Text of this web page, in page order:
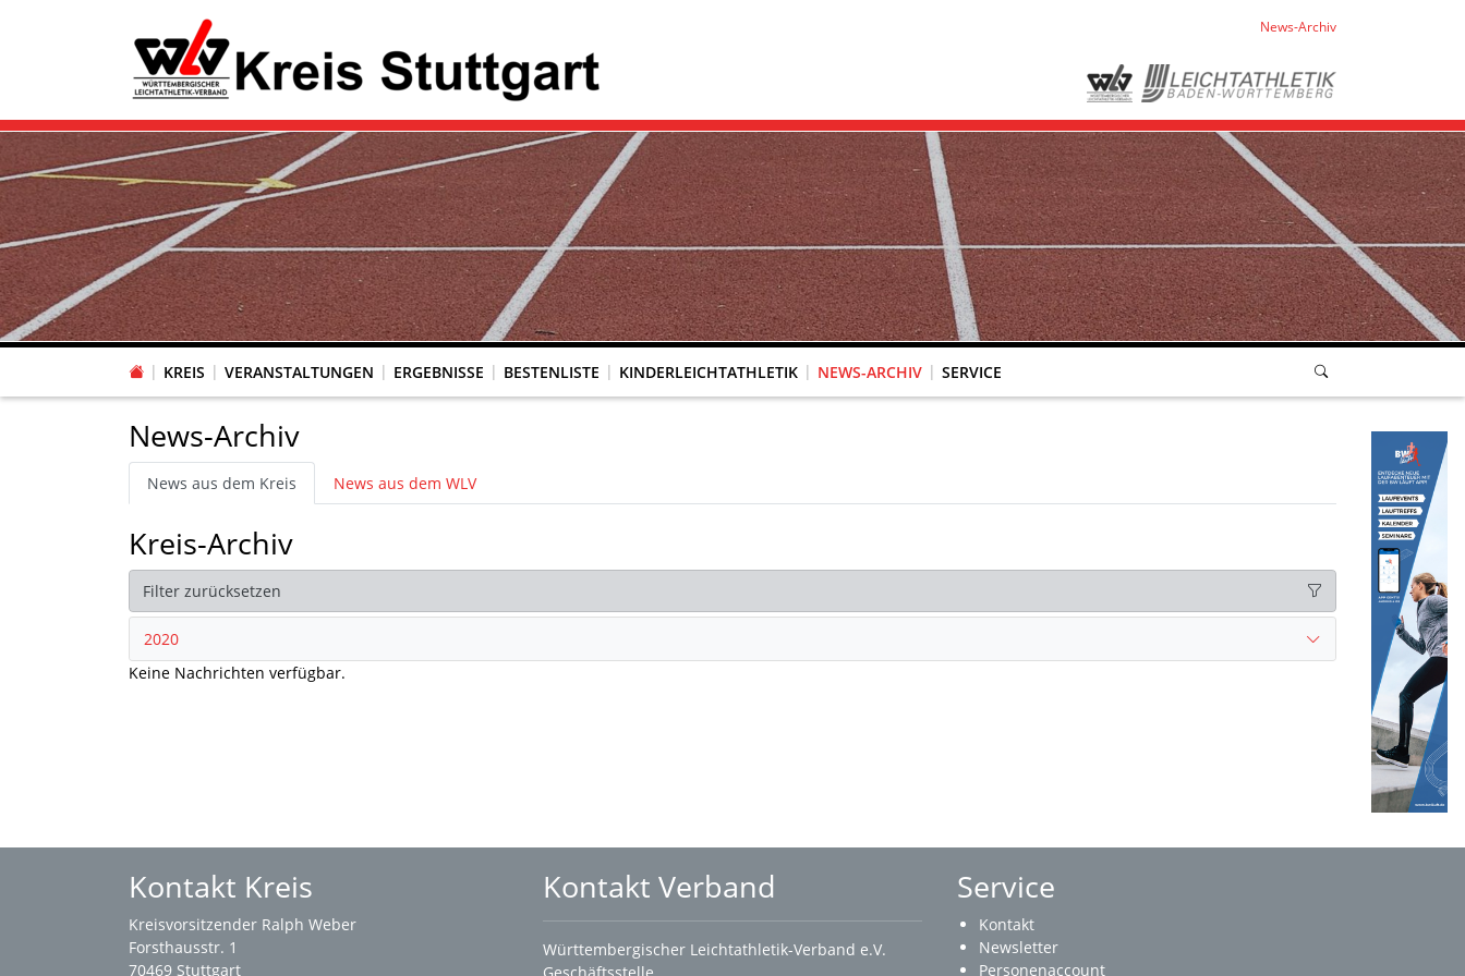
News-Archiv
KREIS VERANSTALTUNGEN ERGEBNISSE BESTENLISTE KINDERLEICHTATHLETIK NEWS-ARCHIV SERVICE
News-Archiv
News aus dem Kreis News aus dem WLV
Kreis-Archiv
Filter zurücksetzen
2020
Keine Nachrichten verfügbar.
Kontakt Kreis
Kreisvorsitzender Ralph Weber
Forsthausstr. 1
70469 Stuttgart
Kontakt Verband
Württembergischer Leichtathletik-Verband e.V.
Service
Kontakt
Newsletter
Personenaccount